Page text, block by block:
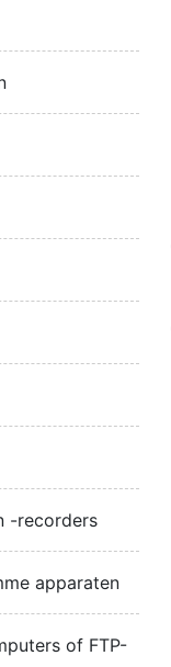
-recorders
apparaten
of FTP-